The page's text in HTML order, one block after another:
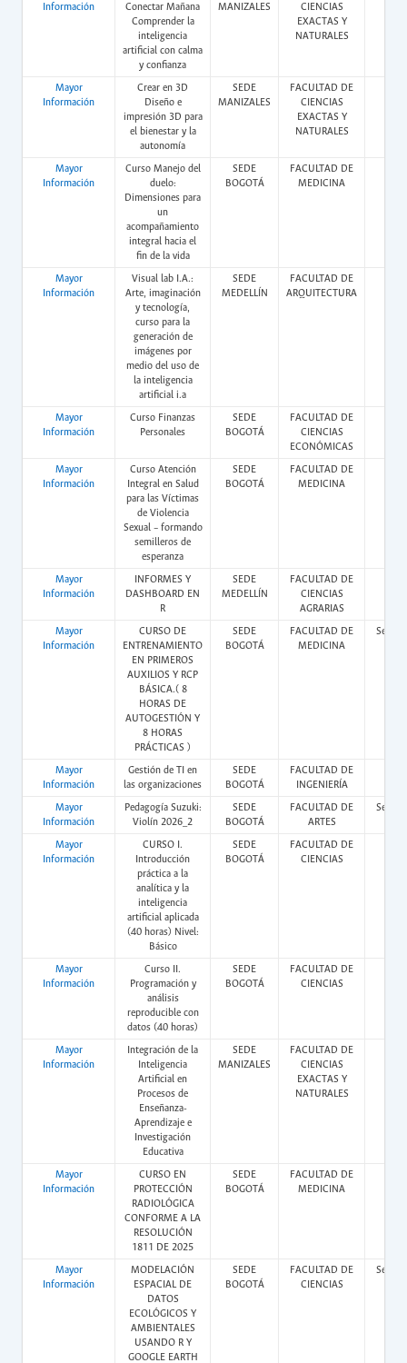
Información
Conectar Mañana
Comprender la
inteligencia
artificial con calma
y confianza
MANIZALES
CIENCIAS
EXACTAS Y
NATURALES
Mayor
Información
Crear en 3D
Diseño e
impresión 3D para
el bienestar y la
autonomía
SEDE
MANIZALES
FACULTAD DE
CIENCIAS
EXACTAS Y
NATURALES
Mayor
Información
Curso Manejo del
duelo:
Dimensiones para
un
acompañamiento
integral hacia el
fin de la vida
SEDE
BOGOTÁ
FACULTAD DE
MEDICINA
Mayor
Información
Visual lab I.A.:
Arte, imaginación
y tecnología,
curso para la
generación de
imágenes por
medio del uso de
la inteligencia
artificial i.a
SEDE
MEDELLÍN
FACULTAD DE
ARQUITECTURA
Mayor
Información
Curso Finanzas
Personales
SEDE
BOGOTÁ
FACULTAD DE
CIENCIAS
ECONÓMICAS
Mayor
Información
Curso Atención
Integral en Salud
para las Víctimas
de Violencia
Sexual – formando
semilleros de
esperanza
SEDE
BOGOTÁ
FACULTAD DE
MEDICINA
Mayor
Información
INFORMES Y
DASHBOARD EN
R
SEDE
MEDELLÍN
FACULTAD DE
CIENCIAS
AGRARIAS
Mayor
Información
CURSO DE
ENTRENAMIENTO
EN PRIMEROS
AUXILIOS Y RCP
BÁSICA.( 8
HORAS DE
AUTOGESTIÓN Y
8 HORAS
PRÁCTICAS )
SEDE
BOGOTÁ
FACULTAD DE
MEDICINA
Mayor
Información
Gestión de TI en
las organizaciones
SEDE
BOGOTÁ
FACULTAD DE
INGENIERÍA
Mayor
Información
Pedagogía Suzuki:
Violín 2026_2
SEDE
BOGOTÁ
FACULTAD DE
ARTES
Mayor
Información
CURSO I.
Introducción
práctica a la
analítica y la
inteligencia
artificial aplicada
(40 horas) Nivel:
Básico
SEDE
BOGOTÁ
FACULTAD DE
CIENCIAS
Mayor
Información
Curso II.
Programación y
análisis
reproducible con
datos (40 horas)
SEDE
BOGOTÁ
FACULTAD DE
CIENCIAS
Mayor
Información
Integración de la
Inteligencia
Artificial en
Procesos de
Enseñanza-
Aprendizaje e
Investigación
Educativa
SEDE
MANIZALES
FACULTAD DE
CIENCIAS
EXACTAS Y
NATURALES
Mayor
Información
CURSO EN
PROTECCIÓN
RADIOLÓGICA
CONFORME A LA
RESOLUCIÓN
1811 DE 2025
SEDE
BOGOTÁ
FACULTAD DE
MEDICINA
Mayor
Información
MODELACIÓN
ESPACIAL DE
DATOS
ECOLÓGICOS Y
AMBIENTALES
USANDO R Y
GOOGLE EARTH
SEDE
BOGOTÁ
FACULTAD DE
CIENCIAS